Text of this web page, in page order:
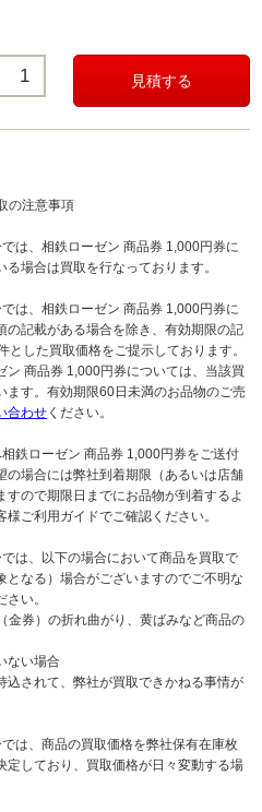
の注意事項
は、相鉄ローゼン 商品券 1,000円券に
場合は買取を行なっております。
は、相鉄ローゼン 商品券 1,000円券に
の記載がある場合を除き、有効期限の記
した買取価格をご提示しております。
ン 商品券 1,000円券については、当該買
ます。有効期限60日未満のお品物のご売
合わせ ください。
鉄ローゼン 商品券 1,000円券をご送付
の場合には弊社到着期限（あるいは店舗
ので期限日までにお品物が到着するよ
ご利用ガイドでご確認ください。
は、以下の場合において商品を買取で
となる）場合がございますのでご不明な
い。
券）の折れ曲がり、黄ばみなど商品の
ない場合
されて、弊社が買取できかねる事情が
は、商品の買取価格を弊社保有在庫枚
定しており、買取価格が日々変動する場